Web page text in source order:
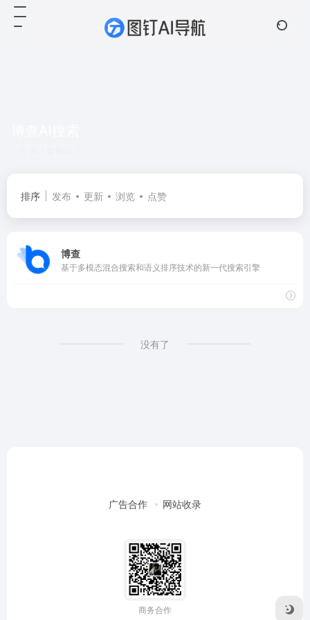
排序 发布 更新 浏览 点赞
博查
基于多模态混合搜索和语义排序技术的新一代搜索引擎
没有了
广告合作 网站收录
商务合作